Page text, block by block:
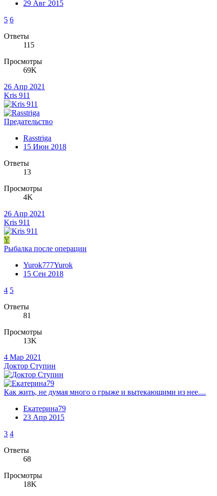
29 Авг 2015
5 6
Ответы
115
Просмотры
69K
26 Апр 2021
Kris 911
Предательство
Rasstriga
15 Июн 2018
Ответы
13
Просмотры
4K
26 Апр 2021
Kris 911
Y
Рыбалка после операции
Yurok777Yurok
15 Сен 2018
4 5
Ответы
81
Просмотры
13K
4 Мар 2021
Доктор Ступин
Как жить, не думая много о грыже и вытекающими из нее....
Екатерина79
23 Апр 2015
3 4
Ответы
68
Просмотры
18K